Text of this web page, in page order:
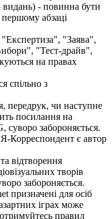
видань) - повинна бути
абзаці
"Заява",
"Тест-драйв",
на правах
спільно з
передрук, чи наступне
посилання на
суворо забороняється.
Я-Корреспондент є автор
відтворення
творів
забороняється.
призначені для осіб
іграх може
правил